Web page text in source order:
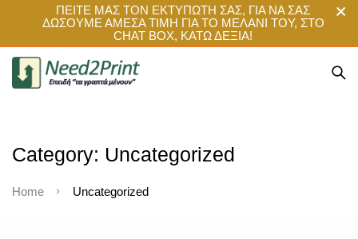
ΠΕΙΤΕ ΜΑΣ ΤΟΝ ΕΚΤΥΠΩΤΗ ΣΑΣ, ΓΙΑ ΝΑ ΣΑΣ
ΔΩΣΟΥΜΕ ΑΜΕΣΑ ΤΙΜΗ ΓΙΑ ΤΟ ΜΕΛΑΝΙ ΤΟΥ, ΣΤΟ
CHAT BOX, ΚΑΤΩ ΔΕΞΙΑ!
Category: Uncategorized
Home Uncategorized